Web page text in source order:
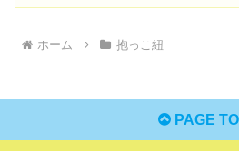
ホーム 抱っこ紐
PAGE